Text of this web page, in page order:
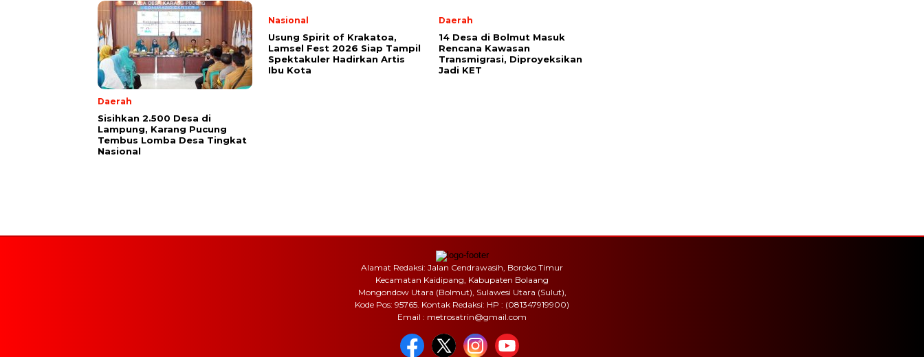
Daerah
Sisihkan 2.500 Desa di
Lampung, Karang Pucung
Tembus Lomba Desa Tingkat
Nasional
Nasional
Usung Spirit of Krakatoa,
Lamsel Fest 2026 Siap Tampil
Spektakuler Hadirkan Artis
Ibu Kota
Daerah
14 Desa di Bolmut Masuk
Rencana Kawasan
Transmigrasi, Diproyeksikan
Jadi KET
Alamat Redaksi: Jalan Cendrawasih, Boroko Timur
Kecamatan Kaidipang, Kabupaten Bolaang
Mongondow Utara (Bolmut), Sulawesi Utara (Sulut),
Kode Pos: 95765. Kontak Redaksi: HP : (081347919900)
Email : metrosatrin@gmail.com